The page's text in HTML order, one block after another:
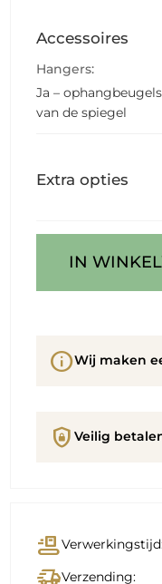
Accessoires
Hangers:
Ja –
van de spiegel
Extra opties
IN
infoWij maken
shield_lock Veilig
conveyor_belt
delivery_truck_speedVerzending: